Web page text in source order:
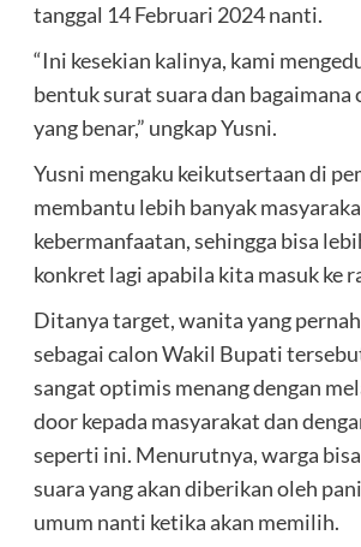
tanggal 14 Februari 2024 nanti.
“Ini kesekian kalinya, kami
bentuk surat suara dan bagaimana
yang benar,” ungkap Yusni.
Yusni mengaku keikutsertaan di
membantu lebih banyak
kebermanfaatan, sehingga bisa
konkret lagi apabila kita masuk ke
Ditanya target, wanita yang
sebagai calon Wakil Bupati
sangat optimis menang dengan
door kepada masyarakat dan
seperti ini. Menurutnya, warga
suara yang akan diberikan oleh
umum nanti ketika akan memilih.